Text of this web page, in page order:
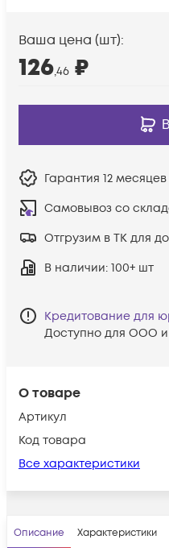
О товаре
Артикул
Код товара
Все характеристики
Ваша цена (шт):
126,46 ₽
Гарантия 12 месяцев
Самовывоз со
Отгрузим в ТК для
В наличии: 100+ шт
Кредитование для
Доступно для ООО
Описание Характеристики